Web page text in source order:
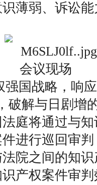
薄弱、诉讼
会议现场
强国战略，响
破解与日剧增
庭将通过与
进行巡回审
院之间的知
产权案件审